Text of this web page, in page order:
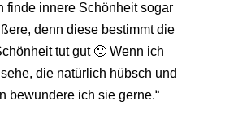
finde innere Schönheit sogar
denn diese bestimmt die
tut gut 🙂 Wenn ich
die natürlich hübsch und
bewundere ich sie gerne.“